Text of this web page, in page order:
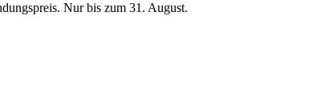
Nur bis zum 31. August.